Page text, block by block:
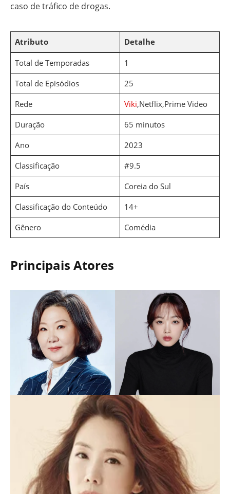
caso de tráfico de drogas.
Atributo Detalhe
Total de Temporadas
1
Total de Episódios
25
Rede
Viki,Netflix,Prime Video
Duração
65 minutos
Ano
2023
Classificação
#9.5
País
Coreia do Sul
Classificação do Conteúdo
14+
Gênero
Comédia
Principais Atores